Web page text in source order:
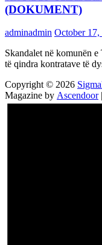
(DOKUMENT)
adminadmin October 17,
Skandalet në komunën
të qindra kontratave të
Copyright © 2026
Magazine by Ascendoor